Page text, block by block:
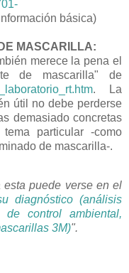
básica)
MASCARILLA:
merece la pena el
de mascarilla" de
. La
útil no debe perderse
demasiado concretas
particular -como
de mascarilla-.
esta puede verse en el
diagnóstico (análisis
control ambiental,
3M)".